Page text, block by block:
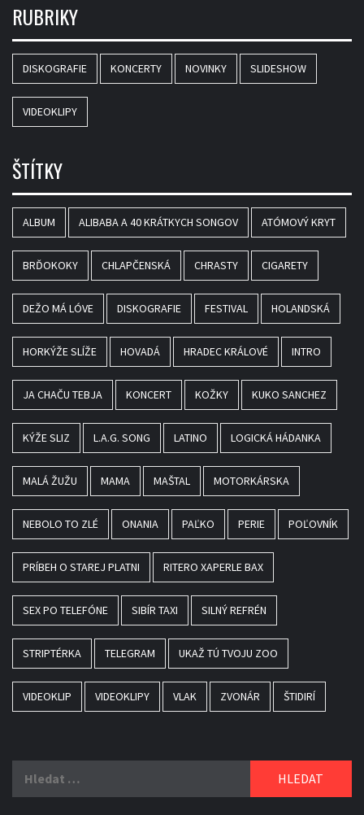
RUBRIKY
DISKOGRAFIE KONCERTY NOVINKY SLIDESHOW
VIDEOKLIPY
ŠTÍTKY
ALBUM ALIBABA A 40 KRÁTKYCH SONGOV ATÓMOVÝ KRYT
BRĎOKOKY CHLAPČENSKÁ CHRASTY CIGARETY
DEŽO MÁ LÓVE DISKOGRAFIE FESTIVAL HOLANDSKÁ
HORKÝŽE SLÍŽE HOVADÁ HRADEC KRÁLOVÉ INTRO
JA CHAČU TEBJA KONCERT KOŽKY KUKO SANCHEZ
KÝŽE SLIZ L.A.G. SONG LATINO LOGICKÁ HÁDANKA
MALÁ ŽUŽU MAMA MAŠTAL MOTORKÁRSKA
NEBOLO TO ZLÉ ONANIA PAĽKO PERIE POĽOVNÍK
PRÍBEH O STAREJ PLATNI RITERO XAPERLE BAX
SEX PO TELEFÓNE SIBÍR TAXI SILNÝ REFRÉN
STRIPTÉRKA TELEGRAM UKAŽ TÚ TVOJU ZOO
VIDEOKLIP VIDEOKLIPY VLAK ZVONÁR ŠTIDIRÍ